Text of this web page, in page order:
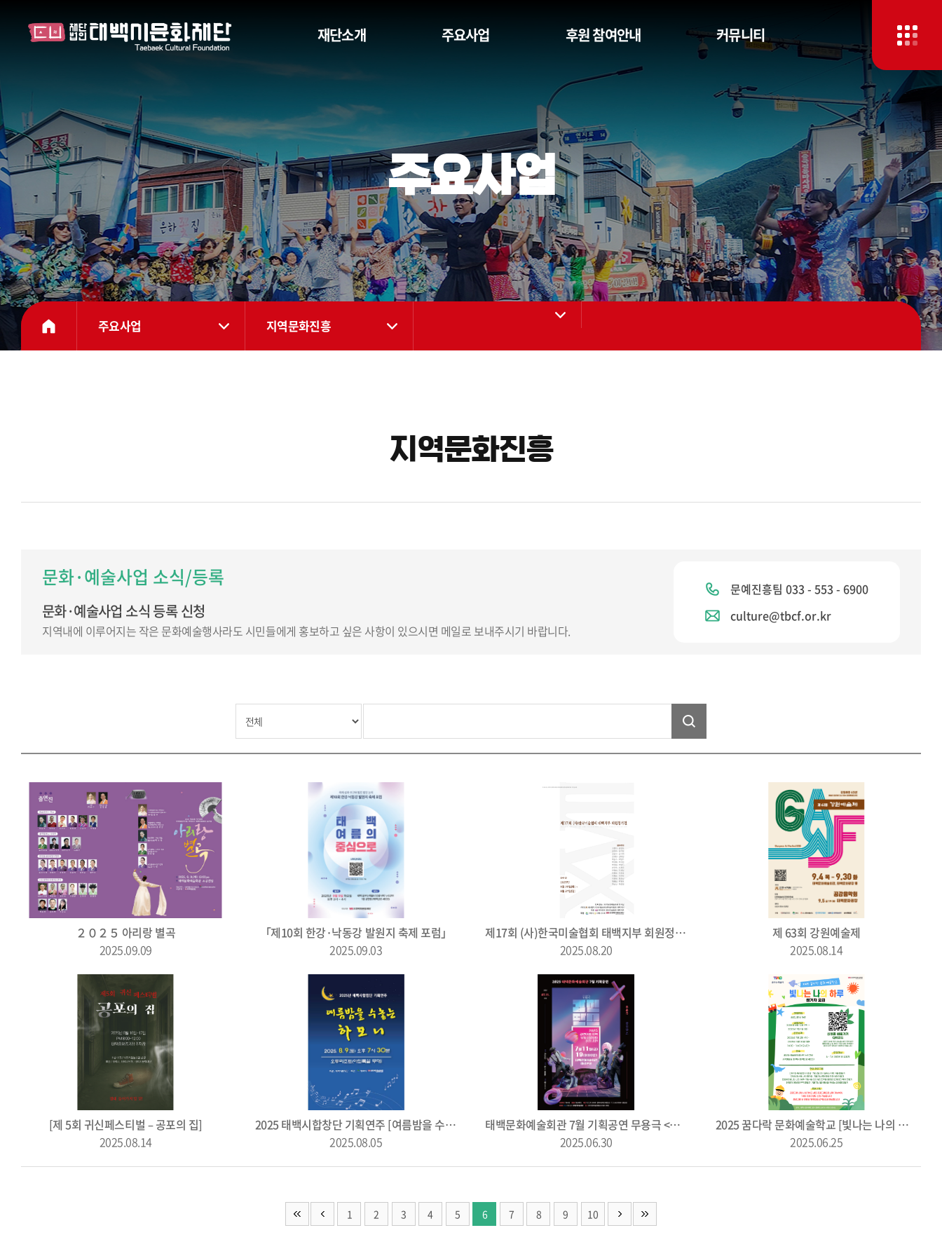
재단소개 주요사업 후원 참여안내 커뮤니티
주요사업
주요사업 지역문화진흥
지역문화진흥
문화·예술사업 소식/등록
문화·예술사업 소식 등록 신청
지역내에 이루어지는 작은 문화예술행사라도 시민들에게 홍보하고 싶은 사항이 있으시면 메일로 보내주시기 바랍니다.
문예진흥팀 033 - 553 - 6900
culture@tbcf.or.kr
２０２５ 아리랑 별곡
2025.09.09
「제10회 한강·낙동강 발원지 축제 포럼」
2025.09.03
제17회 (사)한국미술협회 태백지부 회원정기전
2025.08.20
제 63회 강원예술제
2025.08.14
[제 5회 귀신페스티벌 – 공포의 집]
2025.08.14
2025 태백시합창단 기획연주 [여름밤을 수놓는 하모니]
2025.08.05
태백문화예술회관 7월 기획공연 무용극 <갑진딴스>
2025.06.30
2025 꿈다락 문화예술학교 [빛나는 나의 하루]
2025.06.25
1 2 3 4 5 6 7 8 9 10